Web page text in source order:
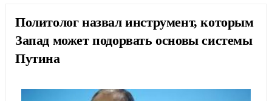
Политолог назвал инструмент, которым
Запад может подорвать основы системы
Путина